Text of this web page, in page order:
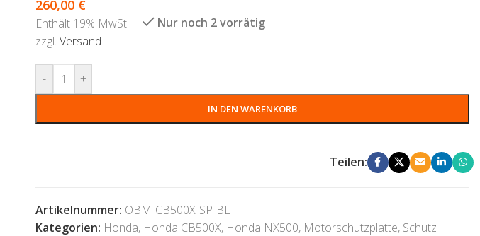
260,00 €
Enthält 19% MwSt.
zzgl. Versand
Nur noch 2 vorrätig
- +
IN DEN WARENKORB
Teilen:
Artikelnummer: OBM-CB500X-SP-BL
Kategorien: Honda, Honda CB500X, Honda NX500, Motorschutzplatte, Schutz